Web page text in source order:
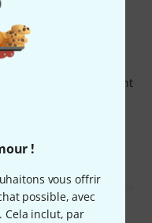
!
vous offrir
possible, avec
Cela inclut, par
projet sous forme de
commence.
je clique sur
tous les
! C'est suffisant
les rapports